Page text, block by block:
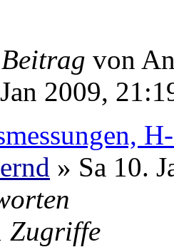
von
2009,
» Sa 10.
Zugriffe